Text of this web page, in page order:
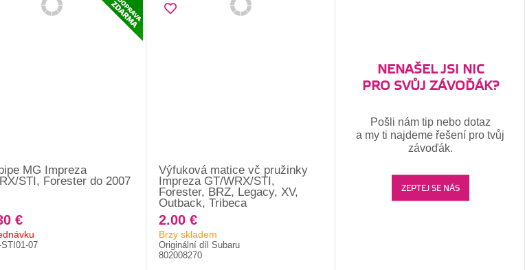
MG Impreza
STI, Forester do 2007
€
07
Výfuková matice vč pružinky
Impreza GT/WRX/STI,
Forester, BRZ, Legacy, XV,
Outback, Tribeca
2.00 €
Brzy skladem
Originální díl Subaru
802008270
NENAŠEL JSI NIC
PRO SVŮJ ZÁVOĎÁK?
Pošli nám tip nebo dotaz
a my ti najdeme řešení pro tvůj
závoďák.
ZEPTEJ SE NÁS